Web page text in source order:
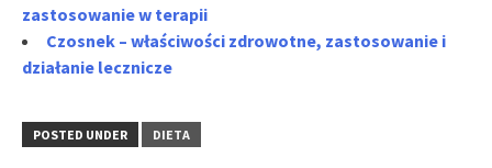
zastosowanie w terapii
Czosnek – właściwości zdrowotne, zastosowanie i
działanie lecznicze
POSTED UNDER DIETA